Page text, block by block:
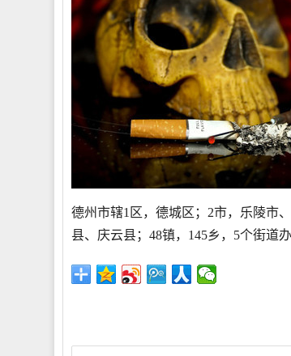
德州市辖1区，德城区；2市，乐陵市
县、庆云县；48镇，145乡，5个街道